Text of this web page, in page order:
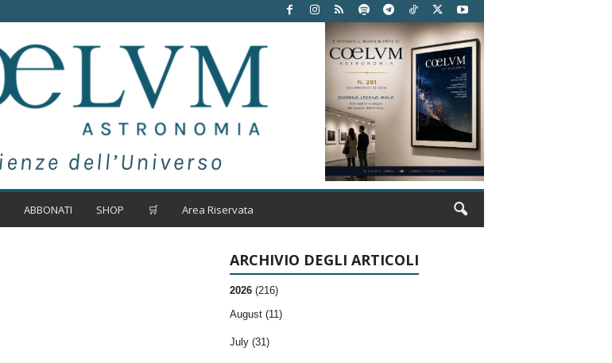
ABBONATI SHOP 🛒 Area Riservata
ARCHIVIO DEGLI ARTICOLI
2026 (216)
August (11)
July (31)